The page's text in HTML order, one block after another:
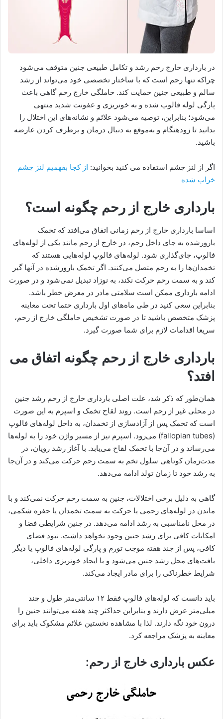
در بارداری خارج رحم رشد و تکامل طبیعی جنین متوقف می‌شود
چراکه تنها رحم است که با ساختار تخصصی خود می‌تواند از رشد
سالم و طبیعی جنین حمایت کند. حاملگی خارج رحم گاهی باعث
پارگی لوله فالوپ شده و به خونریزی و عفونت شدید منتهی
می‌شود؛ بنابراین، توصیه می‌شود علائم و نشانه‌های این اختلال را
بدانید تا زودهنگام و به‌موقع به دنبال درمان و برطرف کردن عارضه
باشید.
اگر از لنز چشم استفاده می کنید بخوانید: از کجا بفهمیم لنز چشم
خراب شده
بارداری خارج از رحم چگونه است؟
اساسا بارداری خارج از رحم زمانی اتفاق می‌افتد که تخمک
بارورشده به جای داخل رحم، در خارج از رحم مانند یکی از لوله‌های
فالوپ، جای‌گذاری شود. لوله‌های فالوپ لوله‌هایی هستند که
تخمدان‌ها را به رحم متصل می‌کنند. اگر تخمک بارورشده در آن‎ها گیر
کند و به سمت رحم حرکت نکند، به نوزاد تبدیل نمی‌شود و در صورت
ادامه بارداری ممکن است سلامتی مادر در معرض خطر باشد.
بنابراین سعی کنید در طی ماه‌های اول بارداری حتما تحت معاینه
پزشک متخصص باشید تا در صورت تشخیص حاملگی خارج از رحم،
سریعا اقدامات لازم برای شما صورت گیرد.
بارداری خارج از رحم چگونه اتفاق می
افتد؟
همان‌طور که ذکر شد، علت اصلی بارداری خارج از رحم رشد جنین
در محلی غیر از رحم است. روند لقاح تخمک و اسپرم به این صورت
است که تخمک پس از آزادسازی از تخمدان، به داخل لوله‌های فالوپ
(fallopian tubes) می‌رود. اسپرم نیز از مسیر واژن خود را به لوله‌ها
می‌رساند و در آن‌جا با تخمک لقاح می‌یابد. با آغاز رشد رویان، در
مدت‌زمان کوتاهی سلول تخم به سمت رحم حرکت می‌کند و در آن‌جا
به رشد خود تا زمان تولد ادامه می‌دهد.
گاهی به دلیل برخی اختلالات، جنین به سمت رحم حرکت نمی‌کند و با
ماندن در لوله‌های رحمی یا حرکت به سمت تخمدان یا حفره شکمی،
در محل نامناسبی به رشد ادامه می‌دهد. در چنین شرایطی فضا و
امکانات کافی برای رشد جنین وجود نخواهد داشت. نبود فضای
کافی، پس از چند هفته موجب تورم و پارگی لوله‌های فالوپ یا دیگر
بافت‌های محل رشد جنین می‌شود و با ایجاد خونریزی داخلی،
شرایط خطرناکی را برای مادر ایجاد می‌کند.
باید دانست که لوله‌های فالوپ فقط ۱۲ سانتی‌متر طول و چند
میلی‌متر عرض دارند و بنابراین حداکثر چند هفته می‌توانند جنین را
درون خود نگه دارند. لذا با مشاهده نخستین علائم مشکوک باید برای
معاینه به پزشک مراجعه کرد.
عکس بارداری خارج از رحم: